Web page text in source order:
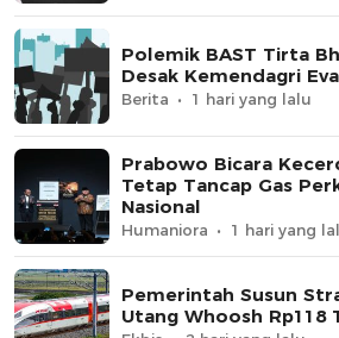
Polemik BAST Tirta
Desak Kemendagri
Berita 1 hari yang lalu
Prabowo Bicara
Tetap Tancap Gas
Nasional
Humaniora 1 hari yang
Pemerintah Susun
Utang Whoosh Rp118